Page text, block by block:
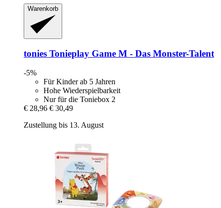
Warenkorb
tonies Tonieplay Game M -​ Das Monster-​Talent
-5%
Für Kinder ab 5 Jahren
Hohe Wiederspielbarkeit
Nur für die Toniebox 2
€ 28,96 € 30,49
Zustellung bis 13. August